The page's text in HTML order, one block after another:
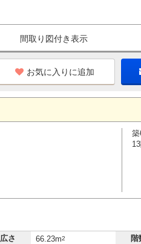
間取り図付き表示
お気に入りに追加
築
広さ 66.23m2 階